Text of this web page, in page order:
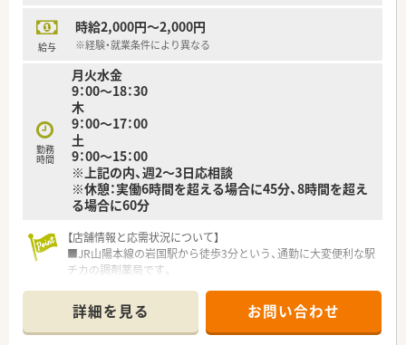
給与
時給2,000円～2,000円
※経験・就業条件により異なる
勤務
時間
月火水金
9：00～18：30
木
9：00～17：00
土
9：00～15：00
※上記の内、週2～3日応相談
※休憩：実働6時間を超える場合に45分、8時間を超え
る場合に60分
【店舗情報と応需状況について】
■JR山陽本線の岩国駅から徒歩3分という、通勤に大変便利な駅
チカの調剤薬局です。
60枚応需しています。
■在宅医療（居宅・施設）にも積極的に取り組んでおり、地域医療
に深く貢献できる環境です。
詳細を見る お問い合わせ